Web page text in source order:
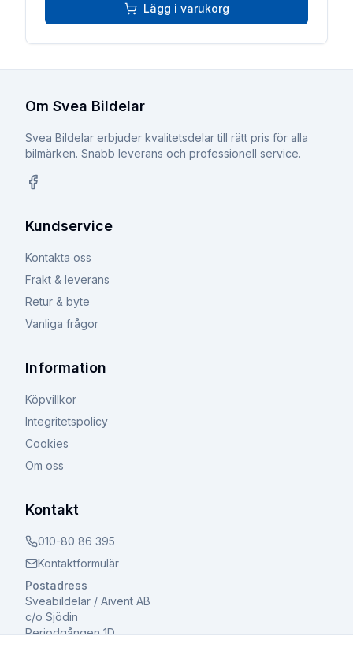
Lägg i varukorg
Om Svea Bildelar
Svea Bildelar erbjuder kvalitetsdelar till rätt pris för alla
bilmärken. Snabb leverans och professionell service.
Kundservice
Kontakta oss
Frakt & leverans
Retur & byte
Vanliga frågor
Information
Köpvillkor
Integritetspolicy
Cookies
Om oss
Kontakt
010-80 86 395
Kontaktformulär
Postadress
Sveabildelar / Aivent AB
c/o Sjödin
Periodgången 1D